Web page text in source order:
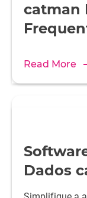
catman
Read More
Dados